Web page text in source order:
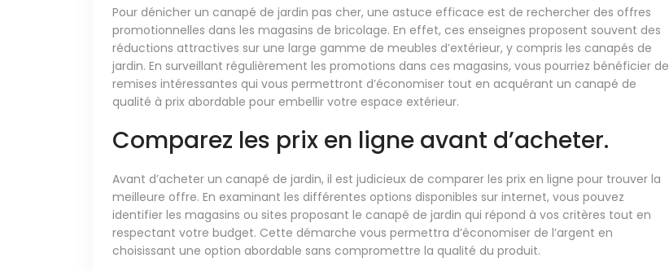
Pour dénicher un canapé de jardin pas cher, une astuce efficace est de rechercher des offres
promotionnelles dans les magasins de bricolage. En effet, ces enseignes proposent souvent des
réductions attractives sur une large gamme de meubles d’extérieur, y compris les canapés de
jardin. En surveillant régulièrement les promotions dans ces magasins, vous pourriez bénéficier de
remises intéressantes qui vous permettront d’économiser tout en acquérant un canapé de
qualité à prix abordable pour embellir votre espace extérieur.
Comparez les prix en ligne avant d’acheter.
Avant d’acheter un canapé de jardin, il est judicieux de comparer les prix en ligne pour trouver la
meilleure offre. En examinant les différentes options disponibles sur internet, vous pouvez
identifier les magasins ou sites proposant le canapé de jardin qui répond à vos critères tout en
respectant votre budget. Cette démarche vous permettra d’économiser de l’argent en
choisissant une option abordable sans compromettre la qualité du produit.